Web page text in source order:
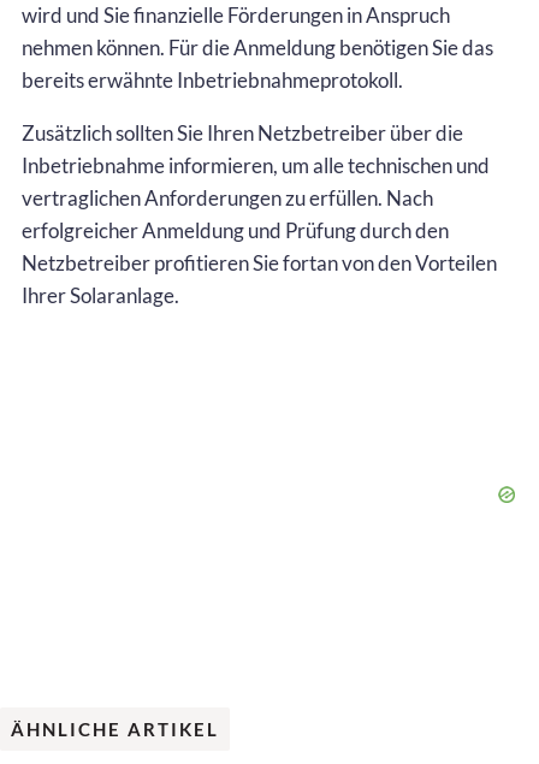
wird und Sie finanzielle Förderungen in Anspruch
nehmen können. Für die Anmeldung benötigen Sie das
bereits erwähnte Inbetriebnahmeprotokoll.
Zusätzlich sollten Sie Ihren Netzbetreiber über die
Inbetriebnahme informieren, um alle technischen und
vertraglichen Anforderungen zu erfüllen. Nach
erfolgreicher Anmeldung und Prüfung durch den
Netzbetreiber profitieren Sie fortan von den Vorteilen
Ihrer Solaranlage.
ÄHNLICHE ARTIKEL